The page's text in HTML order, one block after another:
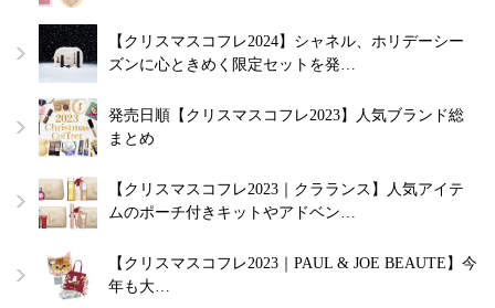
【クリスマスコフレ2024】シャネル、ホリデーシー
ズンに心ときめく限定セットを発…
発売日順【クリスマスコフレ2023】人気ブランド総
まとめ
【クリスマスコフレ2023｜クラランス】人気アイテ
ムのポーチ付きキットやアドベン…
【クリスマスコフレ2023｜PAUL & JOE BEAUTE】今
年も大…